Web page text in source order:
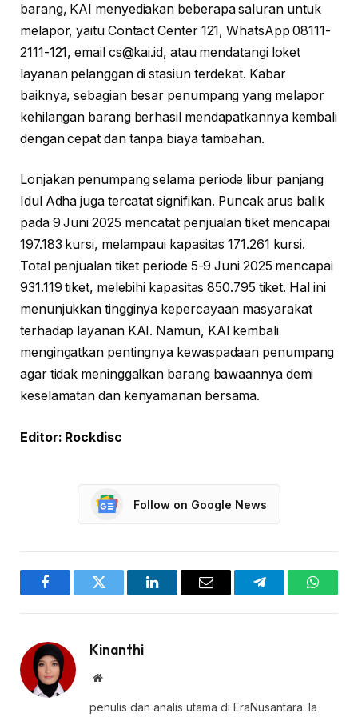
barang, KAI menyediakan beberapa saluran untuk
melapor, yaitu Contact Center 121, WhatsApp 08111-
2111-121, email cs@kai.id, atau mendatangi loket
layanan pelanggan di stasiun terdekat. Kabar
baiknya, sebagian besar penumpang yang melapor
kehilangan barang berhasil mendapatkannya kembali
dengan cepat dan tanpa biaya tambahan.
Lonjakan penumpang selama periode libur panjang
Idul Adha juga tercatat signifikan. Puncak arus balik
pada 9 Juni 2025 mencatat penjualan tiket mencapai
197.183 kursi, melampaui kapasitas 171.261 kursi.
Total penjualan tiket periode 5-9 Juni 2025 mencapai
931.119 tiket, melebihi kapasitas 850.795 tiket. Hal ini
menunjukkan tingginya kepercayaan masyarakat
terhadap layanan KAI. Namun, KAI kembali
mengingatkan pentingnya kewaspadaan penumpang
agar tidak meninggalkan barang bawaannya demi
keselamatan dan kenyamanan bersama.
Editor: Rockdisc
Follow on Google News
FacebookTwitter LinkedInEmail Telegram
Kinanthi
Website
penulis dan analis utama di EraNusantara. Ia